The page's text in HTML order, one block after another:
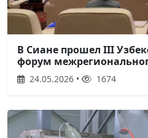
В Сиане прошел III
форум
24.05.2026 • 1674